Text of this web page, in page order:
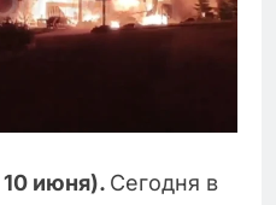
10 июня). Сегодня в